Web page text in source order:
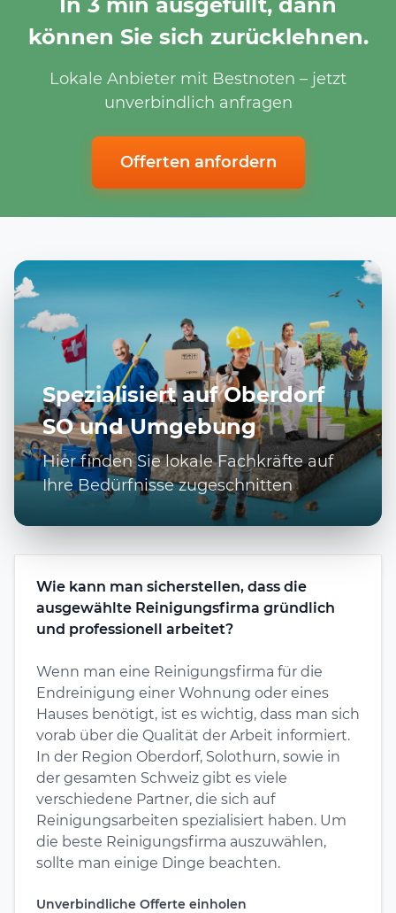
können Sie sich zurücklehnen.
Lokale Anbieter mit Bestnoten – jetzt
unverbindlich anfragen
Offerten anfordern
Spezialisiert auf Oberdorf
SO und Umgebung
Hier finden Sie lokale Fachkräfte auf
Ihre Bedürfnisse zugeschnitten
Wie kann man sicherstellen, dass die
ausgewählte Reinigungsfirma gründlich
und professionell arbeitet?
Wenn man eine Reinigungsfirma für die
Endreinigung einer Wohnung oder eines
Hauses benötigt, ist es wichtig, dass man sich
vorab über die Qualität der Arbeit informiert.
In der Region Oberdorf, Solothurn, sowie in
der gesamten Schweiz gibt es viele
verschiedene Partner, die sich auf
Reinigungsarbeiten spezialisiert haben. Um
die beste Reinigungsfirma auszuwählen,
sollte man einige Dinge beachten.
Unverbindliche Offerte einholen